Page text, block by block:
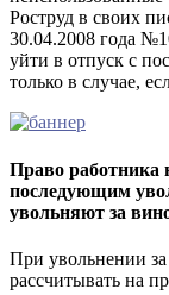
Роструд в своих
30.04.2008 года
уйти в отпуск с
только в случае,
Право работника
последующим
увольняют за
При увольнении
рассчитывать на